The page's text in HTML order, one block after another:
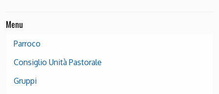
Menu
Parroco
Consiglio Unità Pastorale
Gruppi